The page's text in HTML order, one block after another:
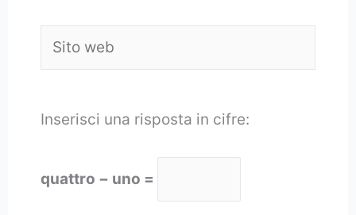
web
Inserisci una risposta in cifre:
quattro − uno =